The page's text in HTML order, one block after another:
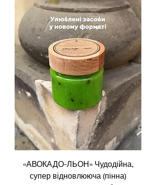
«АВОКАДО-ЛЬОН» Чудодійна,
супер відновлююча (пінна)